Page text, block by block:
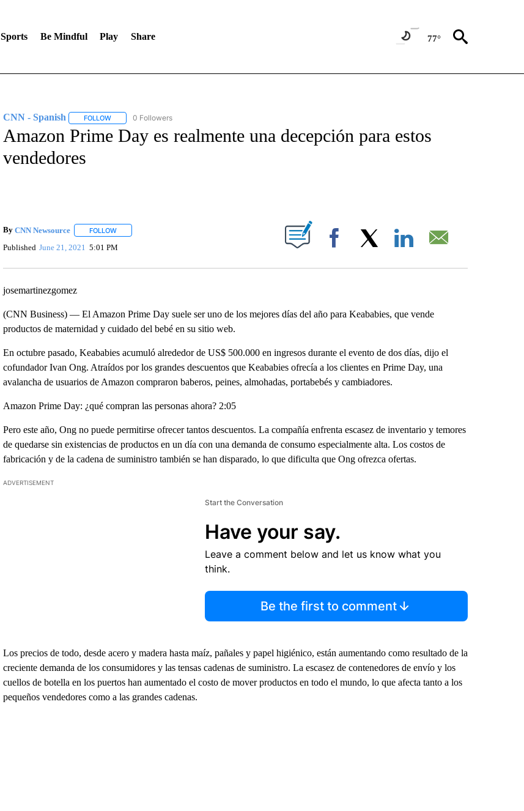
Sports Be Mindful Play Share 77°
CNN - Spanish FOLLOWFOLLOW "CNN - SPANISH" TO RECEIVE NOTIFICATIONS ABOUT NEW PAGES ON "CNN - SPANISH".
0 Followers
Amazon Prime Day es realmente una decepción para estos
vendedores
By CNN Newsource FOLLOWFOLLOW "" TO RECEIVE NOTIFICATIONS ABOUT NEW PAGES ON "".
Published June 21, 2021 5:01 PM Facebook
josemartinezgomez
(CNN Business) — El Amazon Prime Day suele ser uno de los mejores días del año para Keababies, que vende
productos de maternidad y cuidado del bebé en su sitio web.
En octubre pasado, Keababies acumuló alrededor de US$ 500.000 en ingresos durante el evento de dos días, dijo el
cofundador Ivan Ong. Atraídos por los grandes descuentos que Keababies ofrecía a los clientes en Prime Day, una
avalancha de usuarios de Amazon compraron baberos, peines, almohadas, portabebés y cambiadores.
Amazon Prime Day: ¿qué compran las personas ahora? 2:05
Pero este año, Ong no puede permitirse ofrecer tantos descuentos. La compañía enfrenta escasez de inventario y temores
de quedarse sin existencias de productos en un día con una demanda de consumo especialmente alta. Los costos de
fabricación y de la cadena de suministro también se han disparado, lo que dificulta que Ong ofrezca ofertas.
ADVERTISEMENT
Start the Conversation
Have your say.
Leave a comment below and let us know what you
think.
Be the first to comment
Los precios de todo, desde acero y madera hasta maíz, pañales y papel higiénico, están aumentando como resultado de la
creciente demanda de los consumidores y las tensas cadenas de suministro. La escasez de contenedores de envío y los
cuellos de botella en los puertos han aumentado el costo de mover productos en todo el mundo, lo que afecta tanto a los
pequeños vendedores como a las grandes cadenas.